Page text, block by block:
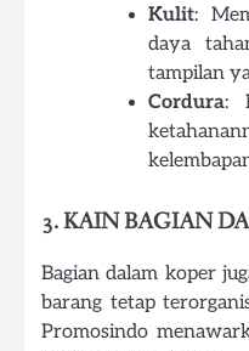
Kulit:
daya
tampilan
Cordura:
3. KAIN BAGIAN
Bagian dalam koper
barang tetap
Promosindo